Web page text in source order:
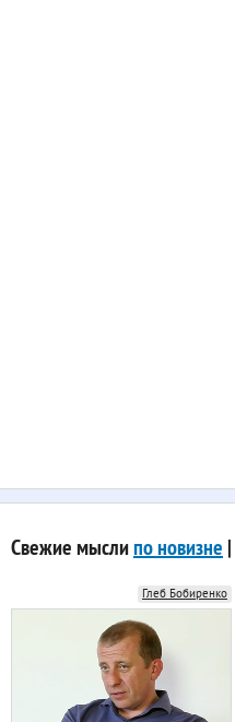
Свежие мыслипо новизне
Глеб Бобиренко